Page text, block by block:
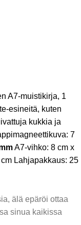
A7-muistikirja, 1
esineitä, kuten
kukkia ja
7
A7-vihko: 8 cm x
Lahjapakkaus: 25
älä epäröi ottaa
sinua kaikissa